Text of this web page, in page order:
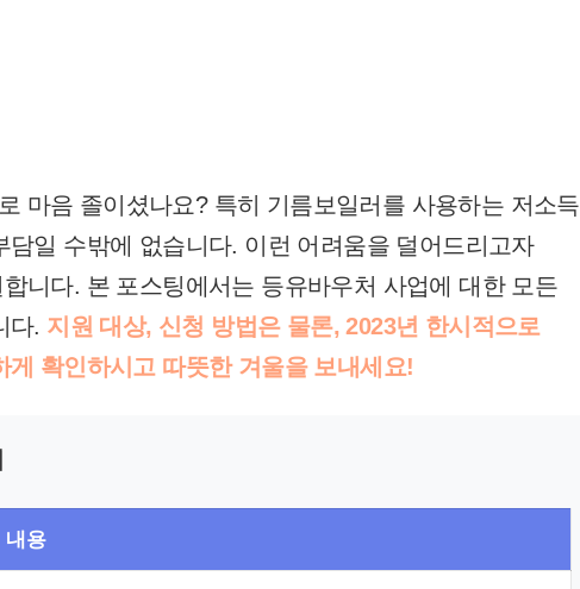
마음 졸이셨나요? 특히 기름보일러를 사용하는 저소득
담일 수밖에 없습니다. 이런 어려움을 덜어드리고자
니다. 본 포스팅에서는 등유바우처 사업에 대한 모든
다. 지원 대상, 신청 방법은 물론, 2023년 한시적으로
게 확인하시고 따뜻한 겨울을 보내세요!
내용